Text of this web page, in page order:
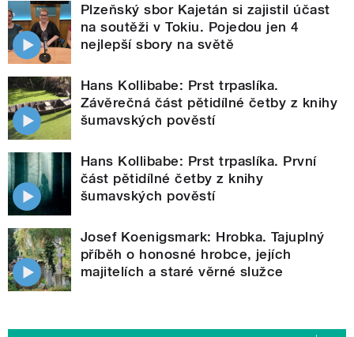
Plzeňský sbor Kajetán si zajistil účast
na soutěži v Tokiu. Pojedou jen 4
nejlepší sbory na světě
Hans Kollibabe: Prst trpaslíka.
Závěrečná část pětidílné četby z knihy
šumavských pověstí
Hans Kollibabe: Prst trpaslíka. První
část pětidílné četby z knihy
šumavských pověstí
Josef Koenigsmark: Hrobka. Tajuplný
příběh o honosné hrobce, jejích
majitelích a staré věrné služce